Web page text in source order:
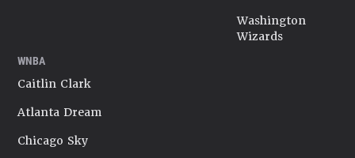
Washington
Wizards
WNBA
Caitlin Clark
Atlanta Dream
Chicago Sky